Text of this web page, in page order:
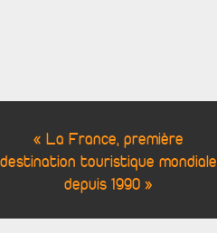
« La France, première
destination touristique mondiale
depuis 1990 »